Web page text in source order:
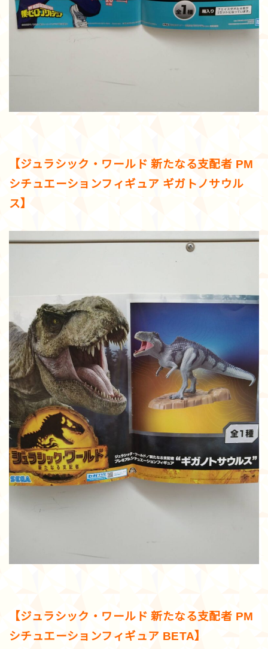
【ジュラシック・ワールド 新たなる支配者 PM
シチュエーションフィギュア ギガトノサウル
ス】
【ジュラシック・ワールド 新たなる支配者 PM
シチュエーションフィギュア BETA】